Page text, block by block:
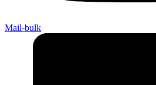
Mail-bulk